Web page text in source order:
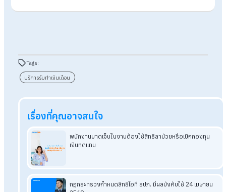
A: หากเลือกผู้ให้บริการที่ได้มาตรฐานอย่าง HumanSoft One
ข้อมูลจะถูกเก็บรักษาด้วยระบบ Cloud ที่มีความปลอดภัยสูง มี
การเข้ารหัสข้อมูล
Q: บริการรับทำเงินเดือน ช่วยเรื่องการยื่นภาษีอย่างไร?
A: ผู้ให้บริการจะช่วยคำนวณและจัดเตรียมไฟล์สำหรับยื่น ภ.ง.
ประกันสังคม (สปส. 1-10) และกองทุนสำรองเลี้ยงชีพให้ ลด
ความผิดพลาดในการกรอกข้อมูลเอง